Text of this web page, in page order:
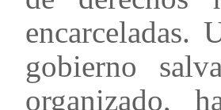
encarceladas.
gobierno
organizado,